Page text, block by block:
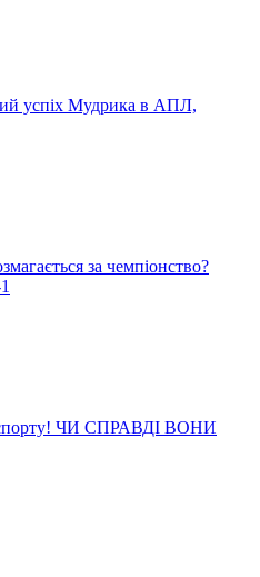
успіх Мудрика в АПЛ,
за чемпіонство?
спорту! ЧИ СПРАВДІ ВОНИ